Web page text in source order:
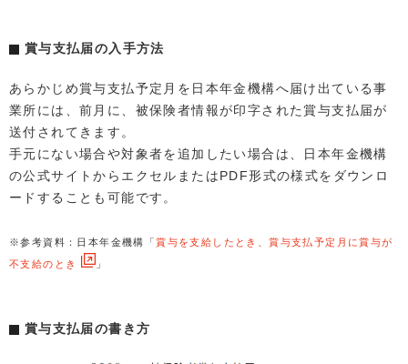
賞与支払届の入手方法
あらかじめ賞与支払予定月を日本年金機構へ届け出ている事
業所には、前月に、被保険者情報が印字された賞与支払届が
送付されてきます。
手元にない場合や対象者を追加したい場合は、日本年金機構
の公式サイトからエクセルまたはPDF形式の様式をダウンロ
ードすることも可能です。
※参考資料：日本年金機構「賞与を支給したとき、賞与支払予定月に賞与が
不支給のとき
」
賞与支払届の書き方